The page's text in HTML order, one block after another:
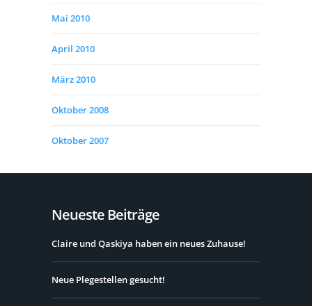
Mai 2010
April 2010
März 2010
Oktober 2008
Oktober 2007
Neueste Beiträge
Claire und Qaskiya haben ein neues Zuhause!
Neue Plegestellen gesucht!